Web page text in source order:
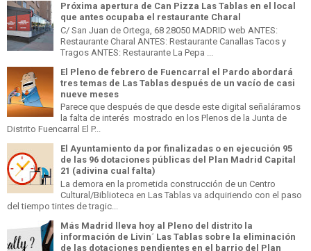
Próxima apertura de Can Pizza Las Tablas en el local
que antes ocupaba el restaurante Charal
C/ San Juan de Ortega, 68 28050 MADRID web ANTES:
Restaurante Charal ANTES: Restaurante Canallas Tacos y
Tragos ANTES: Restaurante La Pepa ...
El Pleno de febrero de Fuencarral el Pardo abordará
tres temas de Las Tablas después de un vacío de casi
nueve meses
Parece que después de que desde este digital señaláramos
la falta de interés mostrado en los Plenos de la Junta de
Distrito Fuencarral El P...
El Ayuntamiento da por finalizadas o en ejecución 95
de las 96 dotaciones públicas del Plan Madrid Capital
21 (adivina cual falta)
La demora en la prometida construcción de un Centro
Cultural/Biblioteca en Las Tablas va adquiriendo con el paso
del tiempo tintes de tragic...
Más Madrid lleva hoy al Pleno del distrito la
información de Livin´ Las Tablas sobre la eliminación
de las dotaciones pendientes en el barrio del Plan